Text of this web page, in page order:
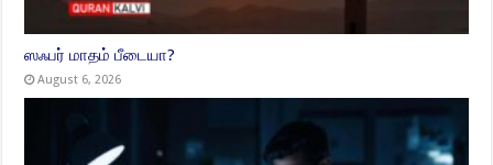
ஸஃபர் மாதம் பீடையா?
August 6, 2026